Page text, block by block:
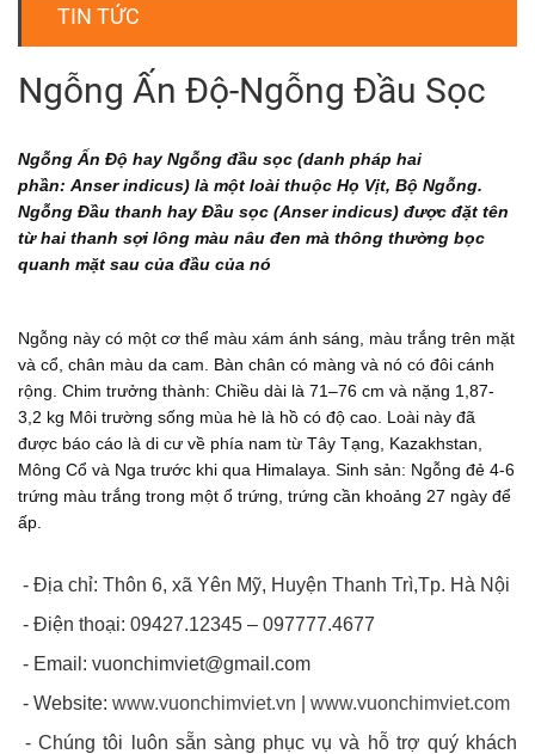
TIN TỨC
Ngỗng Ấn Độ-Ngỗng Đầu Sọc
Ngỗng Ấn Độ hay Ngỗng đầu sọc (danh pháp hai
phần: Anser indicus) là một loài thuộc Họ Vịt, Bộ Ngỗng.
Ngỗng Đầu thanh hay Đầu sọc (Anser indicus) được đặt tên
từ hai thanh sợi lông màu nâu đen mà thông thường bọc
quanh mặt sau của đầu của nó
Ngỗng này có một cơ thể màu xám ánh sáng, màu trắng trên mặt
và cổ, chân màu da cam. Bàn chân có màng và nó có đôi cánh
rộng. Chim trưởng thành: Chiều dài là 71–76 cm và nặng 1,87-
3,2 kg Môi trường sống mùa hè là hồ có độ cao. Loài này đã
được báo cáo là di cư về phía nam từ Tây Tạng, Kazakhstan,
Mông Cổ và Nga trước khi qua Himalaya. Sinh sản: Ngỗng đẻ 4-6
trứng màu trắng trong một ổ trứng, trứng cần khoảng 27 ngày để
ấp.
- Địa chỉ: Thôn 6, xã Yên Mỹ, Huyện Thanh Trì,Tp. Hà Nội
- Điện thoại: 09427.12345 – 097777.4677
- Email: vuonchimviet@gmail.com
- Website: www.vuonchimviet.vn
www.vuonchimviet.com
- Chúng tôi luôn sẵn sàng phục vụ và hỗ trợ quý khách